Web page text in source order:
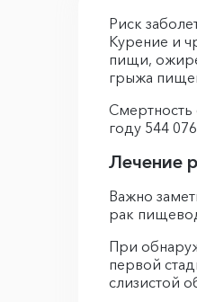
Риск
Курение и
пищи,
грыжа
Смертность
году 544
Лечение
Важно
рак
При
первой
слизистой